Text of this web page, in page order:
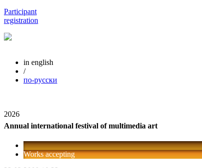
Participant
registration
in english
/
по-русски
2026
Annual international festival of multimedia art
Works accepting